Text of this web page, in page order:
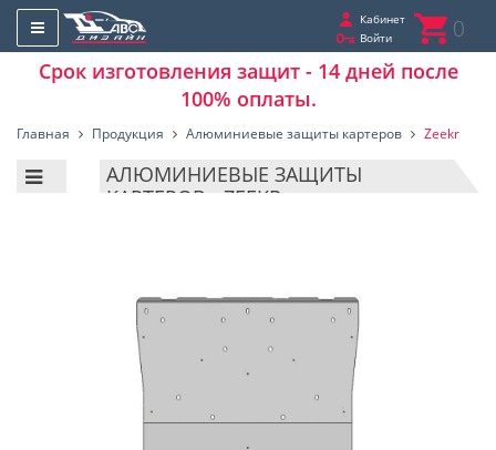
Кабинет
Войти
0
Срок изготовления защит - 14 дней после
100% оплаты.
Главная Продукция Алюминиевые защиты картеров Zeekr
АЛЮМИНИЕВЫЕ ЗАЩИТЫ
КАРТЕРОВ - ZEEKR